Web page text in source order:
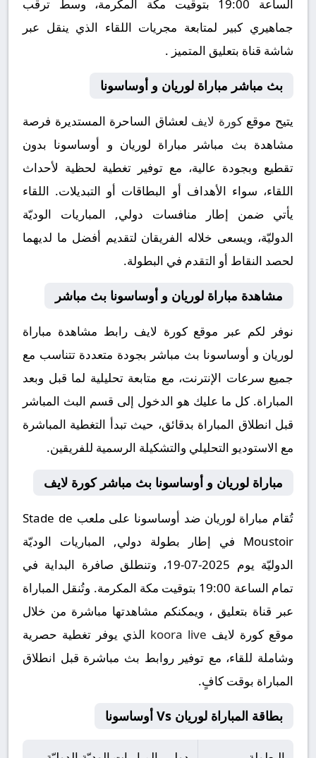
الساعة 19:00 بتوقيت مكة المكرمة، وسط ترقب
جماهيري كبير لمتابعة مجريات اللقاء الذي ينقل عبر
شاشة قناة بتعليق المتميز .
بث مباشر مباراة لوريان و أوساسونا
يتيح موقعكورة لايف لعشاق الساحرة المستديرة فرصة
مشاهدة بث مباشر مباراة لوريان و أوساسونا بدون
تقطيع وبجودة عالية، مع توفير تغطية لحظية لأحداث
اللقاء، سواء الأهداف أو البطاقات أو التبديلات. اللقاء
يأتي ضمن إطار منافسات دولي, المباريات الوديّة
الدوليّة، ويسعى خلاله الفريقان لتقديم أفضل ما لديهما
لحصد النقاط أو التقدم في البطولة.
مشاهدة مباراة لوريان و أوساسونا بث مباشر
نوفر لكم عبر موقع كورة لايف رابط مشاهدة مباراة
لوريان و أوساسونا بث مباشر بجودة متعددة تتناسب مع
جميع سرعات الإنترنت، مع متابعة تحليلية لما قبل وبعد
المباراة. كل ما عليك هو الدخول إلى قسم البث المباشر
قبل انطلاق المباراة بدقائق، حيث تبدأ التغطية المباشرة
مع الاستوديو التحليلي والتشكيلة الرسمية للفريقين.
مباراة لوريان و أوساسونا بث مباشر كورة لايف
تُقام مباراة لوريان ضد أوساسونا على ملعب Stade de
Moustoir في إطار بطولة دولي, المباريات الوديّة
الدوليّة يوم 2025-07-19، وتنطلق صافرة البداية في
تمام الساعة 19:00 بتوقيت مكة المكرمة. وتُنقل المباراة
عبر قناة بتعليق ، ويمكنكم مشاهدتها مباشرة من خلال
موقع كورة لايف koora live الذي يوفر تغطية حصرية
وشاملة للقاء، مع توفير روابط بث مباشرة قبل انطلاق
المباراة بوقت كافٍ.
بطاقة المباراة لوريان Vs أوساسونا